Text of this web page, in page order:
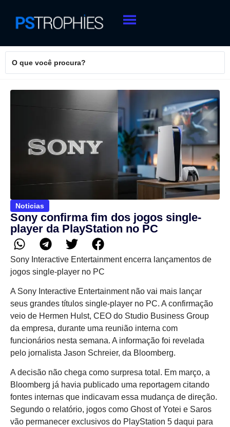
Noticias
Sony confirma fim dos jogos single-
player da PlayStation no PC
Sony Interactive Entertainment encerra lançamentos de
jogos single-player no PC
A Sony Interactive Entertainment não vai mais lançar
seus grandes títulos single-player no PC. A confirmação
veio de Hermen Hulst, CEO do Studio Business Group
da empresa, durante uma reunião interna com
funcionários nesta semana. A informação foi revelada
pelo jornalista Jason Schreier, da Bloomberg.
A decisão não chega como surpresa total. Em março, a
Bloomberg já havia publicado uma reportagem citando
fontes internas que indicavam essa mudança de direção.
Segundo o relatório, jogos como Ghost of Yotei e Saros
vão permanecer exclusivos do PlayStation 5 daqui para